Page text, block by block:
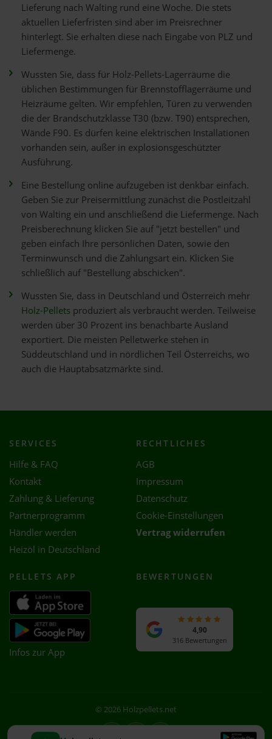
Lieferung nach Walting rund eine Woche. Die stets
aktuellen Lieferfristen sind aber im Preisrechner
hinterlegt. Sie erhalten diese nach Eingabe von PLZ und
Liefermenge.
Wussten Sie, dass für Holz-Pellets-Lagerräume die
üblichen Bestimmungen für Brennstofflagerräume und
Heizräume gelten. Wir empfehlen, Türen zu verwenden
die der Brandschutzklasse T30 (bzw. T90) entsprechen,
Wände F90. Es dürfen keine elektrischen Installationen
vorhanden sein, außer in explosionsgeschützter
Ausführung.
Eine Bestellung online aufzugeben ist denkbar einfach.
Geben Sie zur Preisermittlung zunächst die Postleitzahl
von Walting ein und anschließend die Liefermenge. Nach
Preisberechnung klicken Sie auf "jetzt bestellen" und
geben einfach Ihre persönlichen Daten, sowie den
Terminwunsch und die Zahlungsart ein. Klicken Sie
schließlich auf "Bestellung abschicken".
Wussten Sie, dass in Deutschland und Österreich mehr
Holz-Pellets produziert als verbraucht werden. Teilweise
werden über 30 Prozent ins benachbarte Ausland
exportiert. Die meisten Pelletwerke stehen in
Süddeutschland und in nördlichen Teil Österreichs, wo
auch die Hauptabsatzmärkte sind.
SERVICES
Hilfe & FAQ
Kontakt
Zahlung & Lieferung
Partnerprogramm
Händler werden
Heizöl in Deutschland
RECHTLICHES
AGB
Impressum
Datenschutz
Cookie-Einstellungen
Vertrag widerrufen
PELLETS APP
Infos zur App
BEWERTUNGEN
4,90
316 Bewertungen
© 2026 Holzpellets.net